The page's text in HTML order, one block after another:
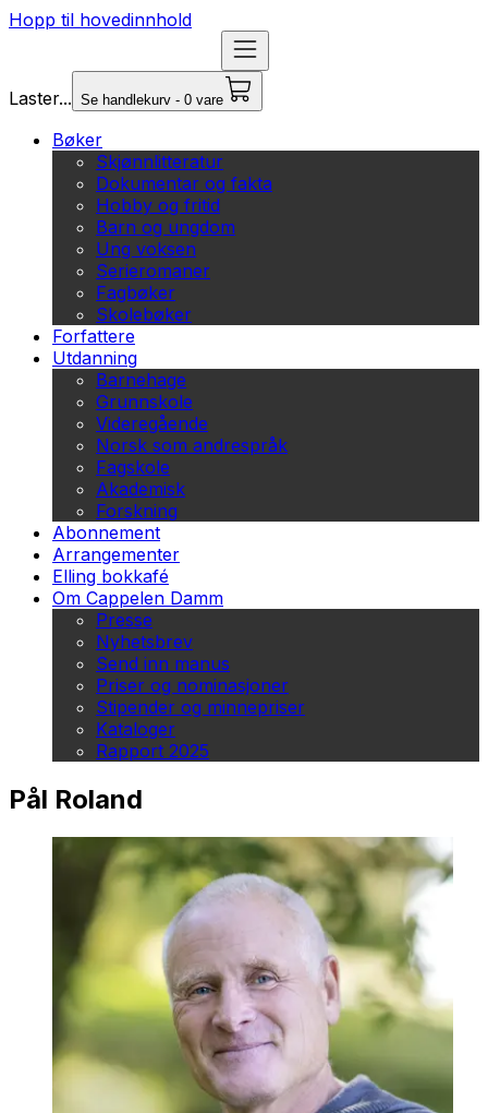
Hopp til hovedinnhold
Laster... Se handlekurv - 0 vare
Bøker
Skjønnlitteratur
Dokumentar og fakta
Hobby og fritid
Barn og ungdom
Ung voksen
Serieromaner
Fagbøker
Skolebøker
Forfattere
Utdanning
Barnehage
Grunnskole
Videregående
Norsk som andrespråk
Fagskole
Akademisk
Forskning
Abonnement
Arrangementer
Elling bokkafé
Om Cappelen Damm
Presse
Nyhetsbrev
Send inn manus
Priser og nominasjoner
Stipender og minnepriser
Kataloger
Rapport 2025
Pål Roland